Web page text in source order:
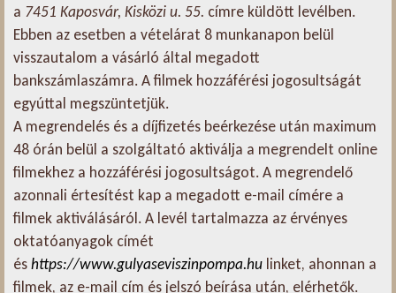
a 7451 Kaposvár, Kisközi u. 55. címre küldött levélben.
Ebben az esetben a vételárat 8 munkanapon belül
visszautalom a vásárló által megadott
bankszámlaszámra. A filmek hozzáférési jogosultságát
egyúttal megszüntetjük.
A megrendelés és a díjfizetés beérkezése után maximum
48 órán belül a szolgáltató aktiválja a megrendelt online
filmekhez a hozzáférési jogosultságot. A megrendelő
azonnali értesítést kap a megadott e-mail címére a
filmek aktiválásáról. A levél tartalmazza az érvényes
oktatóanyagok címét
éshttps://www.gulyaseviszinpompa.hu linket, ahonnan a
filmek, az e-mail cím és jelszó beírása után, elérhetők.